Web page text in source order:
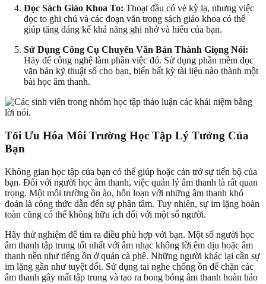
Đọc Sách Giáo Khoa To: Thoạt đầu có vẻ kỳ lạ, nhưng việc
đọc to ghi chú và các đoạn văn trong sách giáo khoa có thể
giúp tăng đáng kể khả năng ghi nhớ và hiểu của bạn.
Sử Dụng Công Cụ Chuyển Văn Bản Thành Giọng Nói:
Hãy để công nghệ làm phần việc đó. Sử dụng phần mềm đọc
văn bản kỹ thuật số cho bạn, biến bất kỳ tài liệu nào thành một
bài học âm thanh.
Tối Ưu Hóa Môi Trường Học Tập Lý Tưởng Của
Bạn
Không gian học tập của bạn có thể giúp hoặc cản trở sự tiến bộ của
bạn. Đối với người học âm thanh, việc quản lý âm thanh là rất quan
trọng. Một môi trường ồn ào, hỗn loạn với những âm thanh khó
đoán là công thức dẫn đến sự phân tâm. Tuy nhiên, sự im lặng hoàn
toàn cũng có thể không hữu ích đối với một số người.
Hãy thử nghiệm để tìm ra điều phù hợp với bạn. Một số người học
âm thanh tập trung tốt nhất với âm nhạc không lời êm dịu hoặc âm
thanh nền như tiếng ồn ở quán cà phê. Những người khác lại cần sự
im lặng gần như tuyệt đối. Sử dụng tai nghe chống ồn để chặn các
âm thanh gây mất tập trung và tạo ra bong bóng âm thanh hoàn hảo